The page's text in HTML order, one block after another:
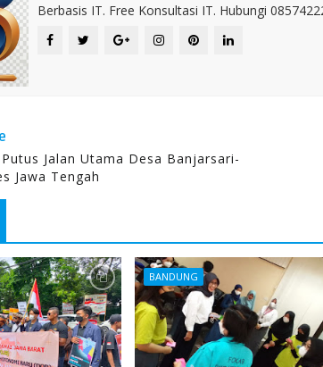
Berbasis IT. Free Konsultasi IT. Hubungi
Jalan Utama Desa Banjarsari-
Jawa Tengah
BANDUNG